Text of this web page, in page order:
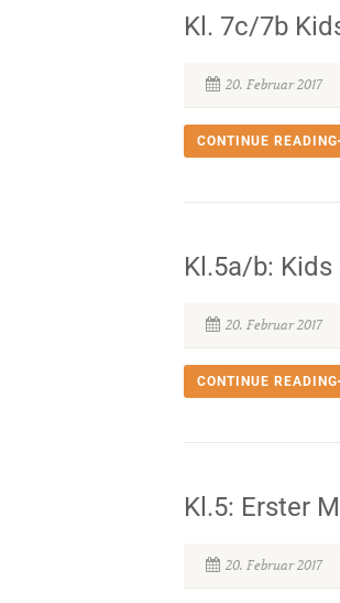
Kl. 7c/7b
20. Februar 2017
CONTINUE READING
Kl.5a/b: Kids
20. Februar 2017
CONTINUE READING
Kl.5: Erster
20. Februar 2017